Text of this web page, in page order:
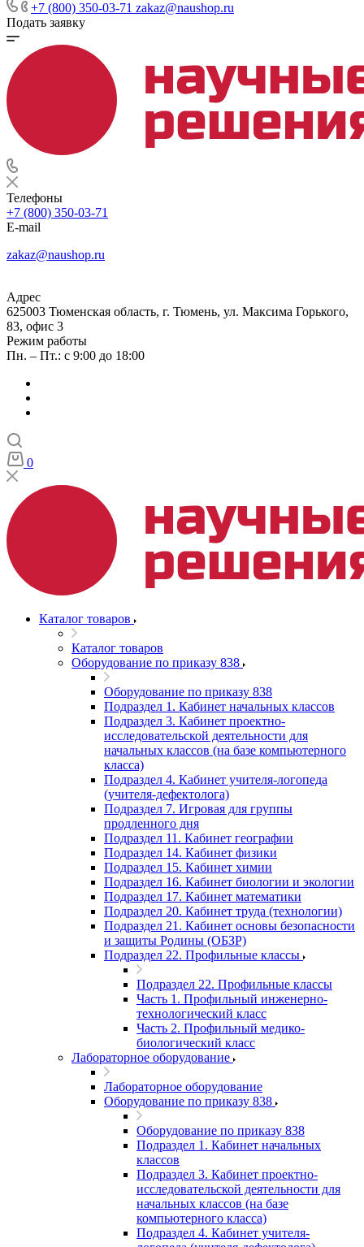
+7 (800) 350-03-71 zakaz@naushop.ru
Подать заявку
Телефоны
+7 (800) 350-03-71
E-mail
zakaz@naushop.ru
Адрес
625003 Тюменская область, г. Тюмень, ул. Максима Горького,
83, офис 3
Режим работы
Пн. – Пт.: с 9:00 до 18:00
0
Каталог товаров
Каталог товаров
Оборудование по приказу 838
Оборудование по приказу 838
Подраздел 1. Кабинет начальных классов
Подраздел 3. Кабинет проектно-
исследовательской деятельности для
начальных классов (на базе компьютерного
класса)
Подраздел 4. Кабинет учителя-логопеда
(учителя-дефектолога)
Подраздел 7. Игровая для группы
продленного дня
Подраздел 11. Кабинет географии
Подраздел 14. Кабинет физики
Подраздел 15. Кабинет химии
Подраздел 16. Кабинет биологии и экологии
Подраздел 17. Кабинет математики
Подраздел 20. Кабинет труда (технологии)
Подраздел 21. Кабинет основы безопасности
и защиты Родины (ОБЗР)
Подраздел 22. Профильные классы
Подраздел 22. Профильные классы
Часть 1. Профильный инженерно-
технологический класс
Часть 2. Профильный медико-
биологический класс
Лабораторное оборудование
Лабораторное оборудование
Оборудование по приказу 838
Оборудование по приказу 838
Подраздел 1. Кабинет начальных
классов
Подраздел 3. Кабинет проектно-
исследовательской деятельности для
начальных классов (на базе
компьютерного класса)
Подраздел 4. Кабинет учителя-